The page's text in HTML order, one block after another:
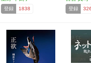
登録 1838 登録 326